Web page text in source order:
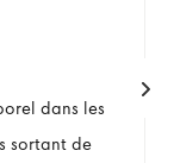
dans les
sortant de